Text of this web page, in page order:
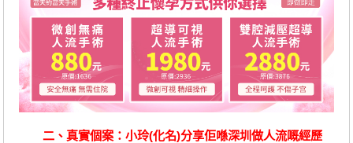
二、真實個案：小玲(化名)分享佢喺深圳做人流嘅經歷